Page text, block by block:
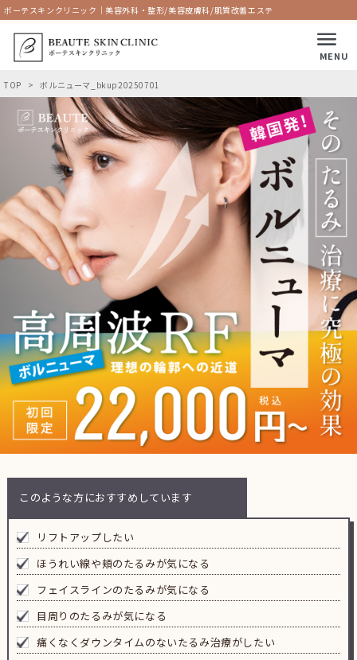
ボーテスキンクリニック｜美容外科・整形/美容皮膚科/肌質改善エステ
MENU
TOP ボルニューマ_bkup20250701
このような方におすすめしています
リフトアップしたい
ほうれい線や頬のたるみが気になる
フェイスラインのたるみが気になる
目周りのたるみが気になる
痛くなくダウンタイムのないたるみ治療がしたい